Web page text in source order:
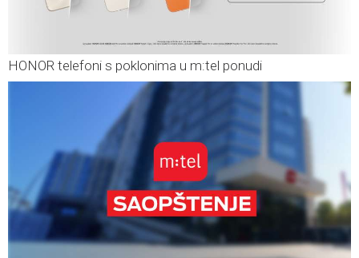
HONOR telefoni s poklonima u m:tel ponudi